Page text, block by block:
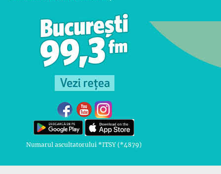
Numarul ascultatorului *ITSY (*4879)